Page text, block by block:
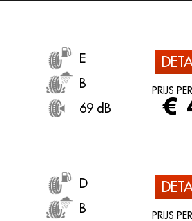
E
B
69 dB
PRIJS
€
D
B
PRIJS